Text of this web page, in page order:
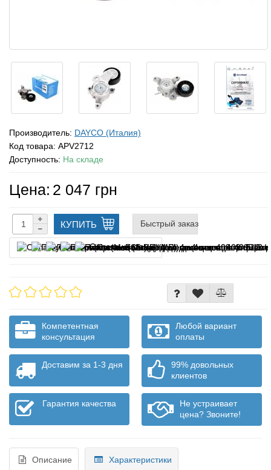
Производитель: DAYCO (Италия)
Код товара: APV2712
Доступность: На складе
Цена: 2 047 грн
КУПИТЬ Быстрый заказ
Оплата частями
Компетентная
консультация
Любой вариант
оплаты
Доставим за 1-3 дня
99% довольных
клиентов
Гарантия качества
Не устраивает
цена? Звоните!
Описание Характеристики